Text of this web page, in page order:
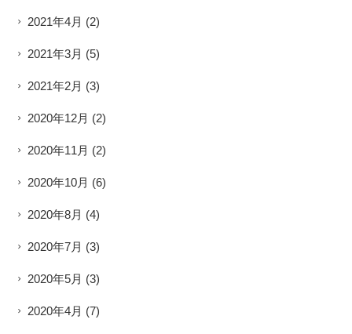
2021年4月 (2)
2021年3月 (5)
2021年2月 (3)
2020年12月 (2)
2020年11月 (2)
2020年10月 (6)
2020年8月 (4)
2020年7月 (3)
2020年5月 (3)
2020年4月 (7)